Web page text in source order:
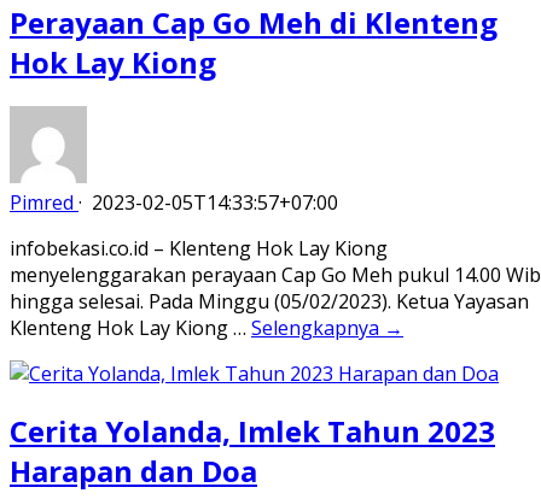
Perayaan Cap Go Meh di Klenteng
Hok Lay Kiong
Pimred · 2023-02-05T14:33:57+07:00
infobekasi.co.id – Klenteng Hok Lay Kiong
menyelenggarakan perayaan Cap Go Meh pukul 14.00 Wib
hingga selesai. Pada Minggu (05/02/2023). Ketua Yayasan
Klenteng Hok Lay Kiong … Selengkapnya →
Cerita Yolanda, Imlek Tahun 2023
Harapan dan Doa